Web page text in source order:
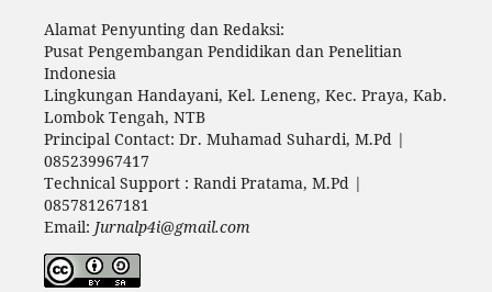
Alamat Penyunting dan Redaksi:
Pusat Pengembangan Pendidikan dan Penelitian
Indonesia
Lingkungan Handayani, Kel. Leneng, Kec. Praya, Kab.
Lombok Tengah, NTB
Principal Contact: Dr. Muhamad Suhardi, M.Pd |
085239967417
Technical Support : Randi Pratama, M.Pd |
085781267181
Email: Jurnalp4i@gmail.com